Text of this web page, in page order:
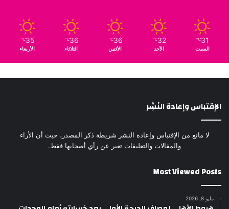
31
℃
السبت
32
℃
الأحد
36
℃
الأثنين
36
℃
الثلاثاء
35
℃
الأربعاء
الإقتباس وإعادة النَشِر
لا مانع من الإقتباس وإعادة النشر شريطة ذكر المصدر، حيث أن الأراء
والمقالات والتعليقات تعبر عن رأي أصحابها فقط.
Most Viewed Posts
مايو 8, 2026